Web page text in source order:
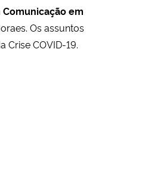
em
Os assuntos
COVID-19.